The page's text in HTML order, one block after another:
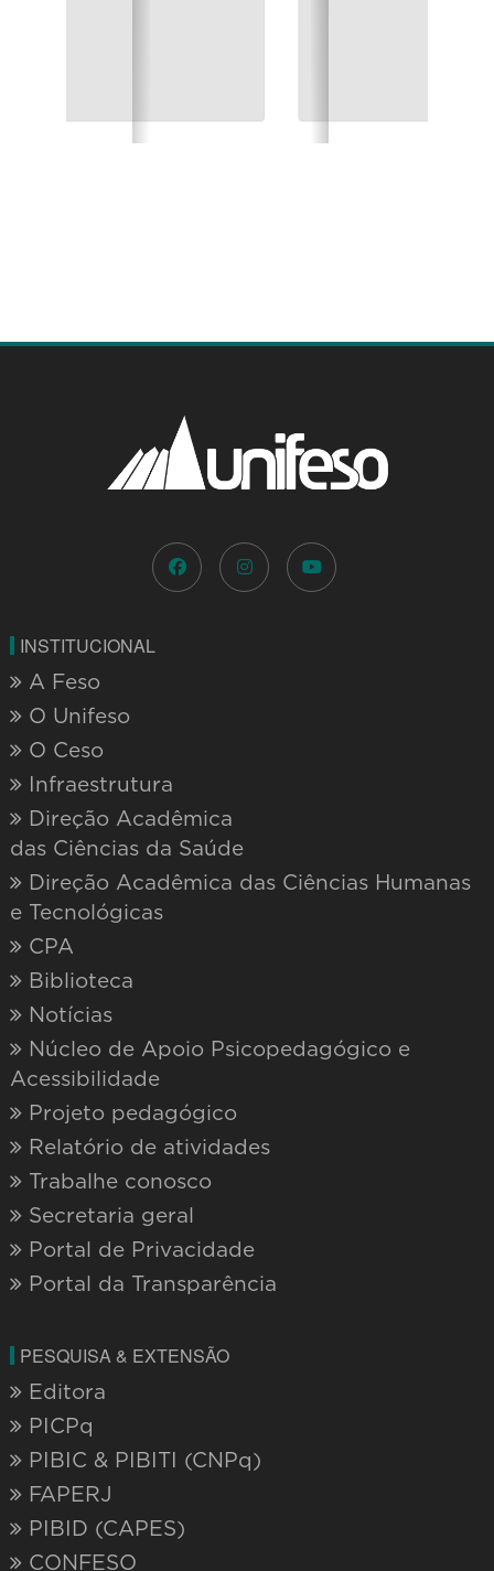
INSTITUCIONAL
A Feso
O Unifeso
O Ceso
Infraestrutura
Direção Acadêmica
das Ciências da Saúde
Direção Acadêmica das Ciências Humanas
e Tecnológicas
CPA
Biblioteca
Notícias
Núcleo de Apoio Psicopedagógico e
Acessibilidade
Projeto pedagógico
Relatório de atividades
Trabalhe conosco
Secretaria geral
Portal de Privacidade
Portal da Transparência
PESQUISA & EXTENSÃO
Editora
PICPq
PIBIC & PIBITI (CNPq)
FAPERJ
PIBID (CAPES)
CONFESO